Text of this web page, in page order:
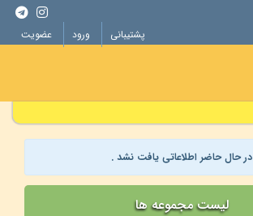
پشتیبانی ورود عضویت
در حال حاضر اطلاعاتی یافت نشد .
لیست مجموعه ها